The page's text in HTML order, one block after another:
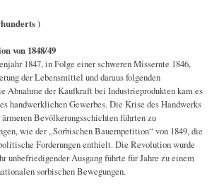
)
von 1848/49
1847, in Folge einer schweren Missernte 1846,
der Lebensmittel und daraus folgenden
Abnahme der Kaufkraft bei Industrieprodukten kam es
handwerklichen Gewerbes. Die Krise des Handwerks
Bevölkerungsschichten führten zu
wie der „Sorbischen Bauernpetition“ von 1849, die
Forderungen enthielt. Die Revolution wurde
unbefriedigender Ausgang führte für Jahre zu einem
sorbischen Bewegungen.